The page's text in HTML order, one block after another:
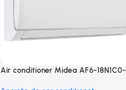
Air conditioner Midea AF6-18N1C0-